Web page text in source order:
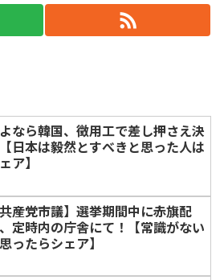
なら韓国、徴用工で差し押さえ決
日本は毅然とすべきと思った人は
ア】
共産党市議】選挙期間中に赤旗配
定時内の庁舎にて！【常識がない
ったらシェア】